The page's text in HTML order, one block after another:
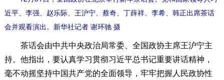
近平、李强、赵乐际、王沪宁、蔡奇、丁薛祥、李希、韩正出席茶话
会并观看演出。新华社记者 谢环驰 摄
茶话会由中共中央政治局常委、全国政协主席王沪宁主
持。他指出，要认真学习贯彻习近平总书记重要讲话精神，
毫不动摇坚持中国共产党的全面领导，牢牢把握人民政协性